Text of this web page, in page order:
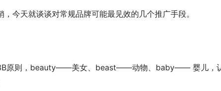
今天就谈谈对常规品牌可能最见效的几个推广手段。
原则，beauty——美女、beast——动物、baby—— 婴儿，认